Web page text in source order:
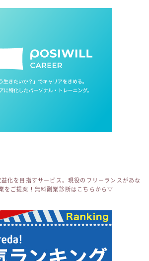
化を目指すサービス。現役のフリーランスがあな
をご提案！無料副業診断はこちらから▽